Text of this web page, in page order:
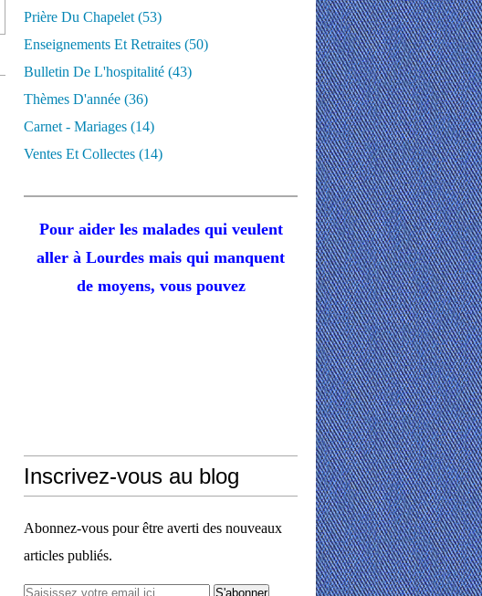
Prière Du Chapelet (53)
Enseignements Et Retraites (50)
Bulletin De L'hospitalité (43)
Thèmes D'année (36)
Carnet - Mariages (14)
Ventes Et Collectes (14)
Pour aider les malades qui veulent
aller à Lourdes mais qui manquent
de moyens, vous pouvez
Inscrivez-vous au blog
Abonnez-vous pour être averti des nouveaux
articles publiés.